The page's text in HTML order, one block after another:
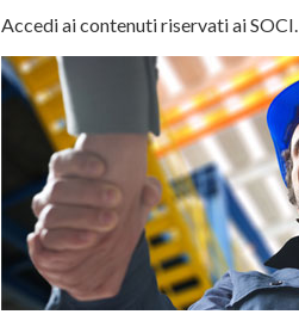
Accedi ai contenuti riservati ai SOCI.